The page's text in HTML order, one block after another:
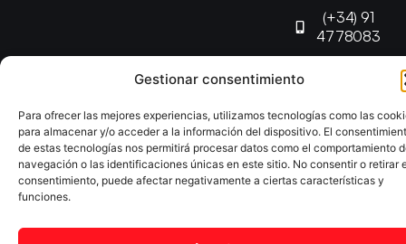
Gestionar consentimiento
Para ofrecer las mejores experiencias, utilizamos tecnologías como las
para almacenar y/o acceder a la información del dispositivo. El
de estas tecnologías nos permitirá procesar datos como el comportamiento
navegación o las identificaciones únicas en este sitio. No consentir o retirar
consentimiento, puede afectar negativamente a ciertas características y
funciones.
(+34) 91
4778083
Copyright © 2025 Federación Madrileña de Tenis de Mesa |
Desarrollado porTOOOLS
Aviso LegalPolítica de CookiesPolítica de Privacidad